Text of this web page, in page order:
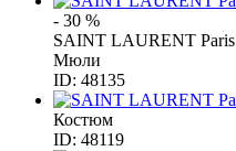
- 30 %
SAINT LAURENT Paris
Мюли
ID: 48135
Костюм
ID: 48119